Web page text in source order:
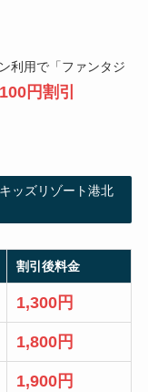
利用で「ファンタジ
円割引
ッズリゾート港北
割引後料金
1,300円
1,800円
1,900円